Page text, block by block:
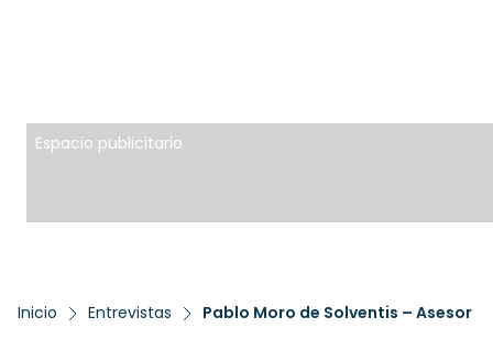
Espacio publicitario
Inicio Entrevistas Pablo Moro de Solventis – Asesor